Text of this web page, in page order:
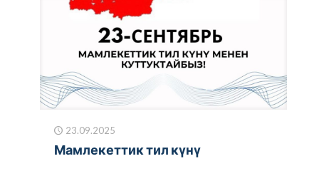
23.09.2025
Мамлекеттик тил күнү